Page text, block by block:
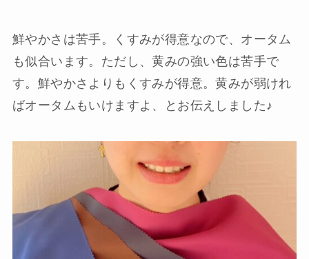
鮮やかさは苦手。くすみが得意なので、オータム
も似合います。ただし、黄みの強い色は苦手で
す。鮮やかさよりもくすみが得意。黄みが弱けれ
ばオータムもいけますよ、とお伝えしました♪